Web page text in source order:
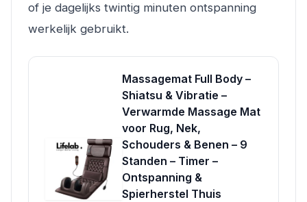
of je dagelijks twintig minuten ontspanning
werkelijk gebruikt.
Massagemat Full Body –
Shiatsu & Vibratie –
Verwarmde Massage Mat
voor Rug, Nek,
Schouders & Benen – 9
Standen – Timer –
Ontspanning &
Spierherstel Thuis